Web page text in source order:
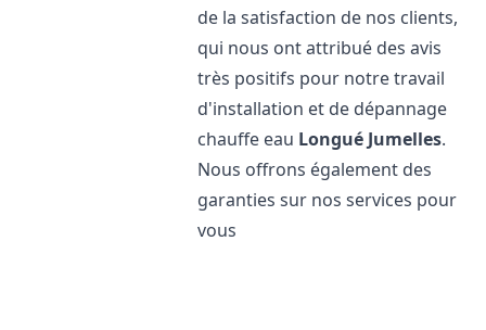
de la satisfaction de nos clients,
qui nous ont attribué des avis
très positifs pour notre travail
d'installation et de dépannage
chauffe eau Longué Jumelles.
Nous offrons également des
garanties sur nos services pour
vous